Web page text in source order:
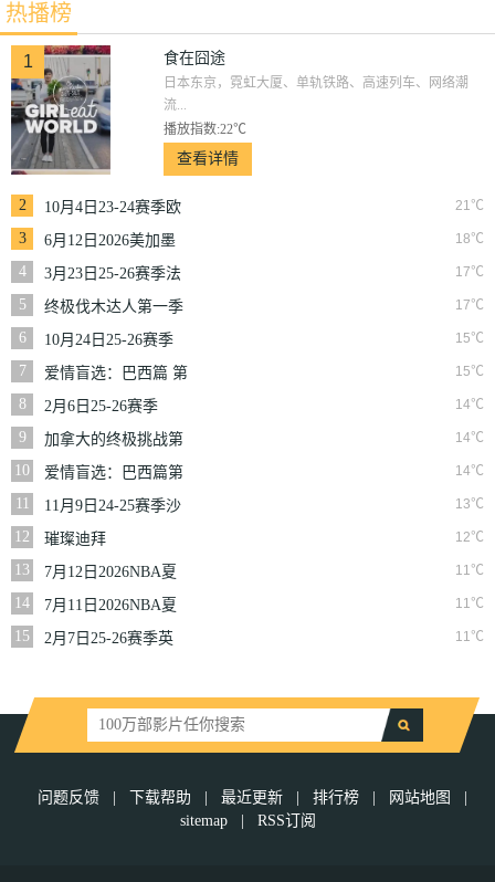
轮雷恩VS梅
斯
利
热播榜
1 食在囧途
日本东京，霓虹大厦、单轨铁路、高速列车、网络潮
流...
播放指数:22℃
查看详情
2 21℃
10月4日23-24赛季欧
冠小组赛第2轮那不
勒斯VS皇家马德里
3 18℃
6月12日2026美加墨
世界杯小组赛韩国VS
捷克
4 17℃
3月23日25-26赛季法
甲第27轮雷恩VS梅斯
5 17℃
终极伐木达人第一季
6
15℃
10月24日25-26赛季
NBA常规赛掘金VS
勇士
7 15℃
爱情盲选：巴西篇 第
二季
8 14℃
2月6日25-26赛季
NBA常规赛篮网VS
魔术
9 14℃
加拿大的终极挑战第
一季
10 14℃
爱情盲选：巴西篇第
二季
11 13℃
11月9日24-25赛季沙
联第10轮利雅得体育
VS利雅得胜利
12 12℃
璀璨迪拜
13
11℃
7月12日2026NBA夏
季联赛尼克斯VS马刺
14 11℃
7月11日2026NBA夏
季联赛公牛VS灰熊
15 11℃
2月7日25-26赛季英
问题反馈 下载帮助 最近更新 排行榜 网站地图
sitemap
RSS订阅